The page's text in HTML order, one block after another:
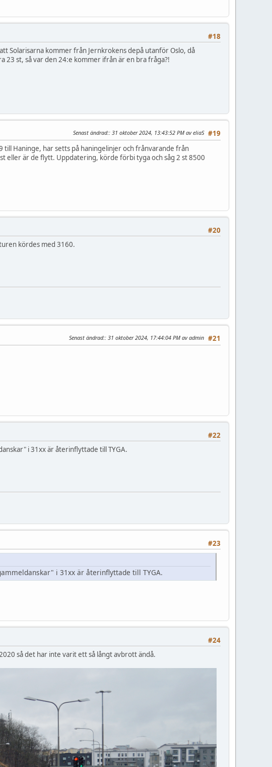
#18
Solarisarna kommer från Jernkrokens depå utanför Oslo, då
st, så var den 24:e kommer ifrån är en bra fråga?!
#19
Senast ändrad:: 31 oktober 2024, 13:43:52 PM av eliaS
Haninge, har setts på haningelinjer och frånvarande från
eller är de flytt. Uppdatering, körde förbi tyga och såg 2 st 8500
#20
kördes med 3160.
#21
Senast ändrad:: 31 oktober 2024, 17:44:04 PM av admin
#22
i 31xx är återinflyttade till TYGA.
#23
i 31xx är återinflyttade till TYGA.
#24
så det har inte varit ett så långt avbrott ändå.